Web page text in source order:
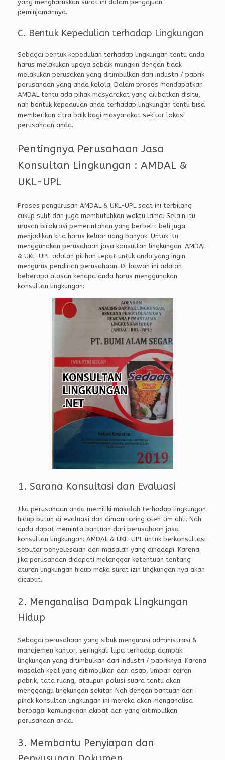
yang mengharuskan surat ini dalam pengajuan
peminjamannya.
C. Bentuk Kepedulian terhadap Lingkungan
Sebagai bentuk kepedulian terhadap lingkungan tentu anda
harus melakukan upaya sebaik mungkin dengan tidak
melakukan perusakan yang ditimbulkan dari industri / pabrik
perusahaan yang anda kelola. Dalam proses mendapatkan
AMDAL tentu ada pihak masyarakat yang dilibatkan disitu,
nah bentuk kepedulian anda terhadap lingkungan tentu bisa
memberikan citra baik bagi masyarakat sekitar lokasi
perusahaan anda.
Pentingnya Perusahaan Jasa
Konsultan Lingkungan : AMDAL &
UKL-UPL
Proses pengurusan AMDAL & UKL-UPL saat ini terbilang
cukup sulit dan juga membutuhkan waktu lama. Selain itu
urusan birokrasi pemerintahan yang berbelit beli juga
menjadikan kita harus keluar uang banyak. Untuk itu
menggunakan perusahaan jasa konsultan lingkungan: AMDAL
& UKL-UPL adalah pilihan tepat untuk anda yang ingin
mengurus pendirian perusahaan. Di bawah ini adalah
beberapa alasan kenapa anda harus menggunakan
konsultan lingkungan:
1. Sarana Konsultasi dan Evaluasi
Jika perusahaan anda memiliki masalah terhadap lingkungan
hidup butuh di evaluasi dan dimonitoring oleh tim ahli. Nah
anda dapat meminta bantuan dari perusahaan jasa
konsultan lingkungan: AMDAL & UKL-UPL untuk berkonsultasi
seputar penyelesaian dari masalah yang dihadapi. Karena
jika perusahaan didapati melanggar ketentuan tentang
aturan lingkungan hidup maka surat izin lingkungan nya akan
dicabut.
2. Menganalisa Dampak Lingkungan
Hidup
Sebagai perusahaan yang sibuk mengurusi administrasi &
manajemen kantor, seringkali lupa terhadap dampak
lingkungan yang ditimbulkan dari industri / pabriknya. Karena
masalah kecil yang ditimbulkan dari asap, limbah cairan
pabrik, tata ruang, ataupun polusi suara tentu akan
menggangu lingkungan sekitar. Nah dengan bantuan dari
pihak konsultan lingkungan ini mereka akan menganalisa
berbagai kemungkinan akibat dari yang ditimbulkan
perusahaan anda.
3. Membantu Penyiapan dan